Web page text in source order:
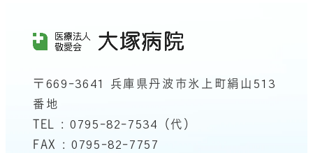
〒669-3641 兵庫県丹波市氷上町絹山513
番地
TEL : 0795-82-7534（代）
FAX : 0795-82-7757